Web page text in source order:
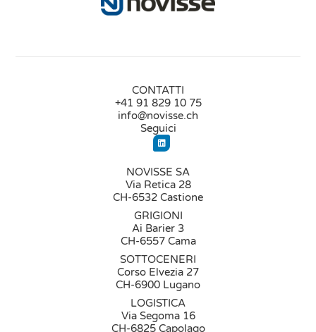
CONTATTI
+41 91 829 10 75
info@novisse.ch
Seguici
NOVISSE SA
Via Retica 28
CH-6532 Castione
GRIGIONI
Ai Barier 3
CH-6557 Cama
SOTTOCENERI
Corso Elvezia 27
CH-6900 Lugano
LOGISTICA
Via Segoma 16
CH-6825 Capolago